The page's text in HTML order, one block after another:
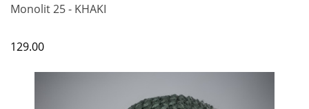
Monolit 25 - KHAKI
129.00